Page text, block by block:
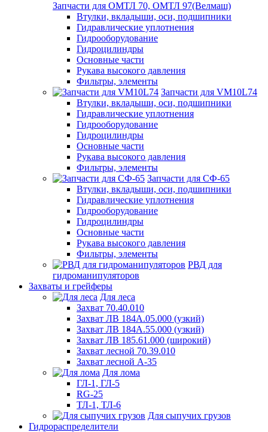
Запчасти для ОМТЛ 70, ОМТЛ 97(Велмаш)
Втулки, вкладыши, оси, подшипники
Гидравлические уплотнения
Гидрооборудование
Гидроцилиндры
Основные части
Рукава высокого давления
Фильтры, элементы
Запчасти для VM10L74
Втулки, вкладыши, оси, подшипники
Гидравлические уплотнения
Гидрооборудование
Гидроцилиндры
Основные части
Рукава высокого давления
Фильтры, элементы
Запчасти для СФ-65
Втулки, вкладыши, оси, подшипники
Гидравлические уплотнения
Гидрооборудование
Гидроцилиндры
Основные части
Рукава высокого давления
Фильтры, элементы
РВД для
гидроманипуляторов
Захваты и грейферы
Для леса
Захват 70.40.010
Захват ЛВ 184А.05.000 (узкий)
Захват ЛВ 184А.55.000 (узкий)
Захват ЛВ 185.61.000 (широкий)
Захват лесной 70.39.010
Захват лесной А-35
Для лома
ГЛ-1, ГЛ-5
RG-25
ТЛ-1, ТЛ-6
Для сыпучих грузов
Гидрораспределители